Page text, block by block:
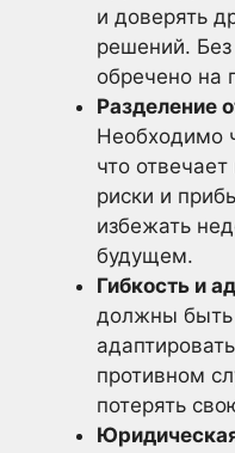
и доверять
решений.
обречено на
Разделение
Необходимо
что
риски и
избежать
будущем.
Гибкость и
должны быть
противном
потерять